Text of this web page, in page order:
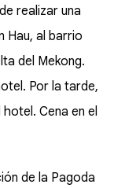
realizar una
Hau, al barrio
del Mekong.
Por la tarde,
Cena en el
de la Pagoda